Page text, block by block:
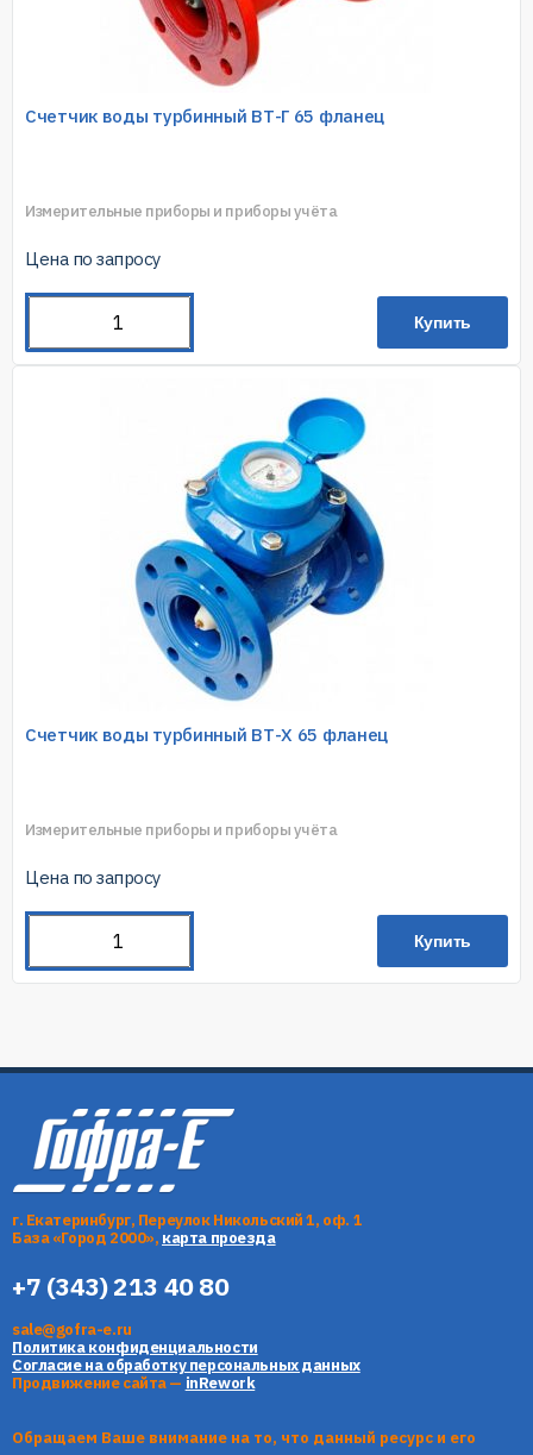
Счетчик воды турбинный ВТ-Г 65 фланец
Измерительные приборы и приборы учёта
Цена по запросу
Купить
Счетчик воды турбинный ВТ-Х 65 фланец
Измерительные приборы и приборы учёта
Цена по запросу
Купить
г. Екатеринбург, Переулок Никольский 1, оф. 1
База «Город 2000», карта проезда
+7 (343) 213 40 80
sale@gofra-e.ru
Политика конфиденциальности
Согласие на обработку персональных данных
Продвижение сайта — inRework
Обращаем Ваше внимание на то, что данный ресурс и его